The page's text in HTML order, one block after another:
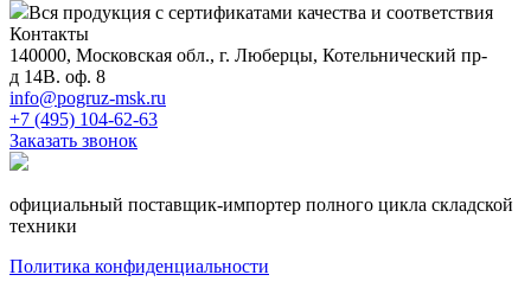
Вся продукция с сертификатами качества и соответствия
Контакты
140000, Московская обл., г. Люберцы, Котельнический пр-
д 14В. оф. 8
info@pogruz-msk.ru
+7 (495) 104-62-63
Заказать звонок
официальный поставщик-импортер полного цикла складской
техники
Политика конфиденциальности